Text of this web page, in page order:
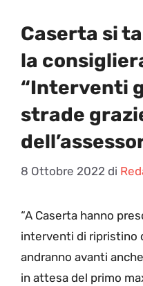
Caserta si
la
“Interventi
strade
8 Ottobre 2022 di
“A Caserta hanno
interventi di ripristino
andranno avanti
in attesa del primo